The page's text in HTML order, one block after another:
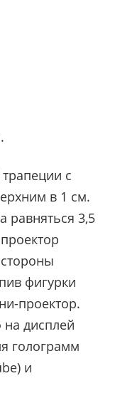
с
в 1 см.
равняться 3,5
фигурки
проектор.
на дисплей
голограмм
и